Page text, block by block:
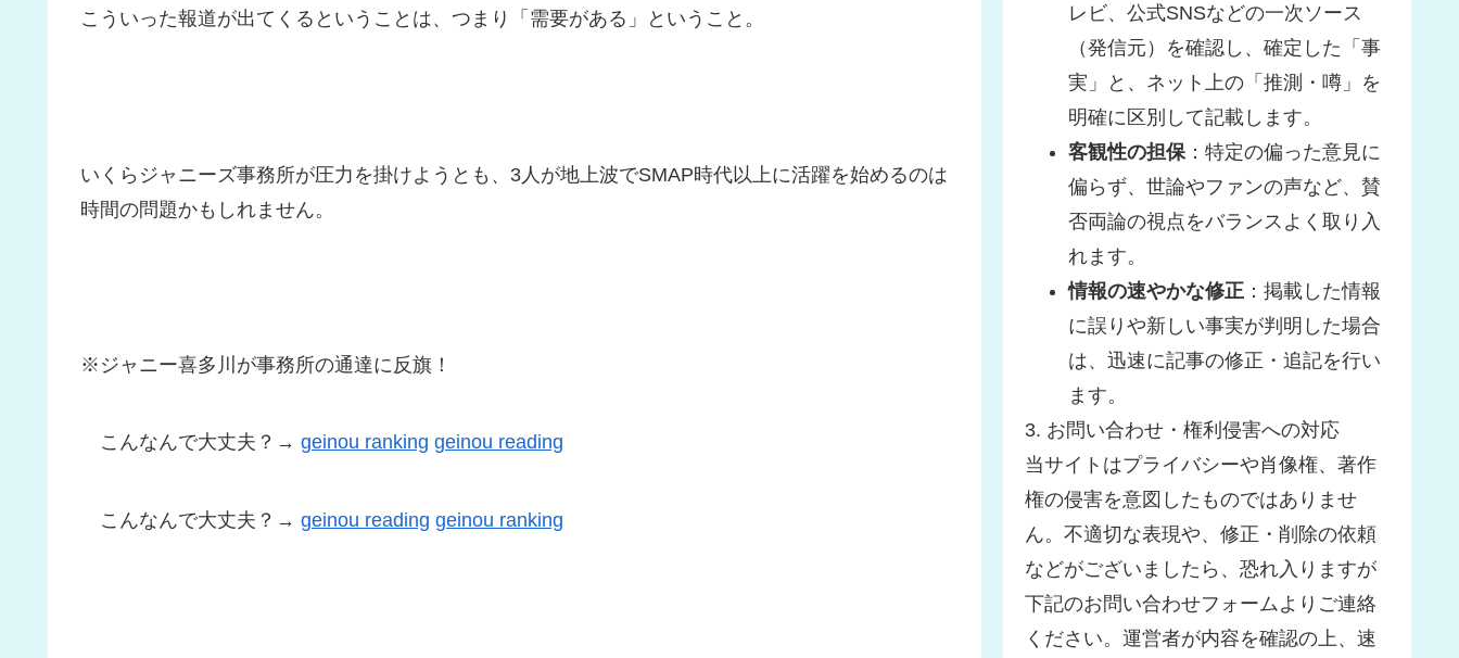
こういった報道が出てくるということは、つまり「需要がある」ということ。
いくらジャニーズ事務所が圧力を掛けようとも、3人が地上波でSMAP時代以上に活躍を始めるのは
時間の問題かもしれません。
※ジャニー喜多川が事務所の通達に反旗！
こんなんで大丈夫？→ geinou ranking geinou reading
こんなんで大丈夫？→ geinou reading geinou ranking
レビ、公式SNSなどの一次ソース
（発信元）を確認し、確定した「事
実」と、ネット上の「推測・噂」を
明確に区別して記載します。
客観性の担保 ：特定の偏った意見に
偏らず、世論やファンの声など、賛
否両論の視点をバランスよく取り入
れます。
情報の速やかな修正 ：掲載した情報
に誤りや新しい事実が判明した場合
は、迅速に記事の修正・追記を行い
ます。
3. お問い合わせ・権利侵害への対応
当サイトはプライバシーや肖像権、著作
権の侵害を意図したものではありませ
ん。不適切な表現や、修正・削除の依頼
などがございましたら、恐れ入りますが
下記のお問い合わせフォームよりご連絡
ください。運営者が内容を確認の上、速